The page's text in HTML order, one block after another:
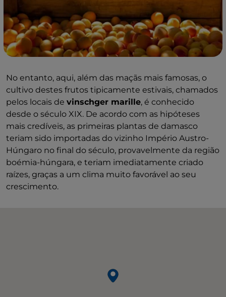
No entanto, aqui, além das maçãs mais famosas, o
cultivo destes frutos tipicamente estivais, chamados
pelos locais de vinschger marille, é conhecido
desde o século XIX. De acordo com as hipóteses
mais credíveis, as primeiras plantas de damasco
teriam sido importadas do vizinho Império Austro-
Húngaro no final do século, provavelmente da região
boémia-húngara, e teriam imediatamente criado
raízes, graças a um clima muito favorável ao seu
crescimento.